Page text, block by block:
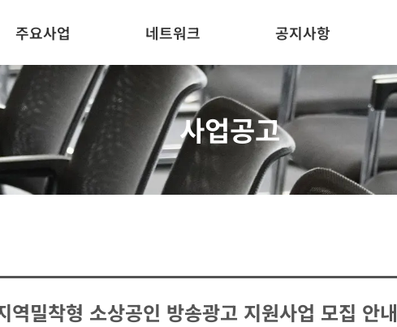
주요사업 네트워크 공지사항
사업공고
밀착형 소상공인 방송광고 지원사업 모집 안내